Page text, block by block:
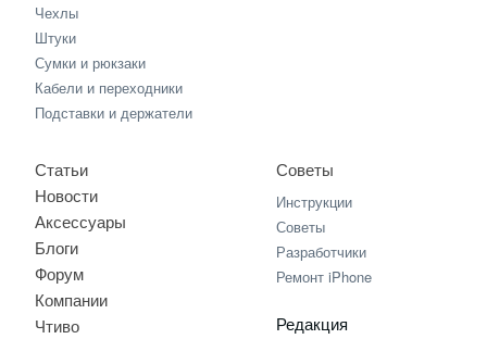
Чехлы
Штуки
Сумки и рюкзаки
Кабели и переходники
Подставки и держатели
Статьи
Новости
Аксессуары
Блоги
Форум
Компании
Чтиво
Советы
Инструкции
Советы
Разработчики
Ремонт iPhone
Редакция